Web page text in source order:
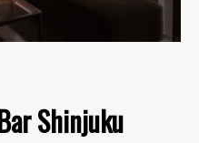
Shinjuku